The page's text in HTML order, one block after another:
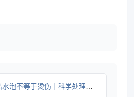
泡不等于烫伤｜科学处理指南